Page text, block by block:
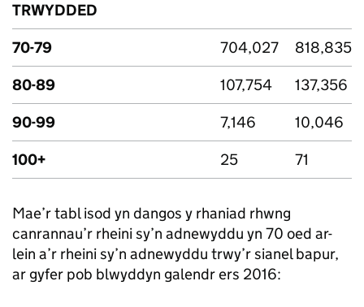
TRWYDDED
70-79 704,027
818,835
80-89
107,754
137,356
90-99
7,146
10,046
100+
25 71
Mae’r tabl isod yn dangos y rhaniad rhwng
canrannau’r rheini sy’n adnewyddu yn 70 oed ar-
lein a’r rheini sy’n adnewyddu trwy’r sianel bapur,
ar gyfer pob blwyddyn galendr ers 2016: